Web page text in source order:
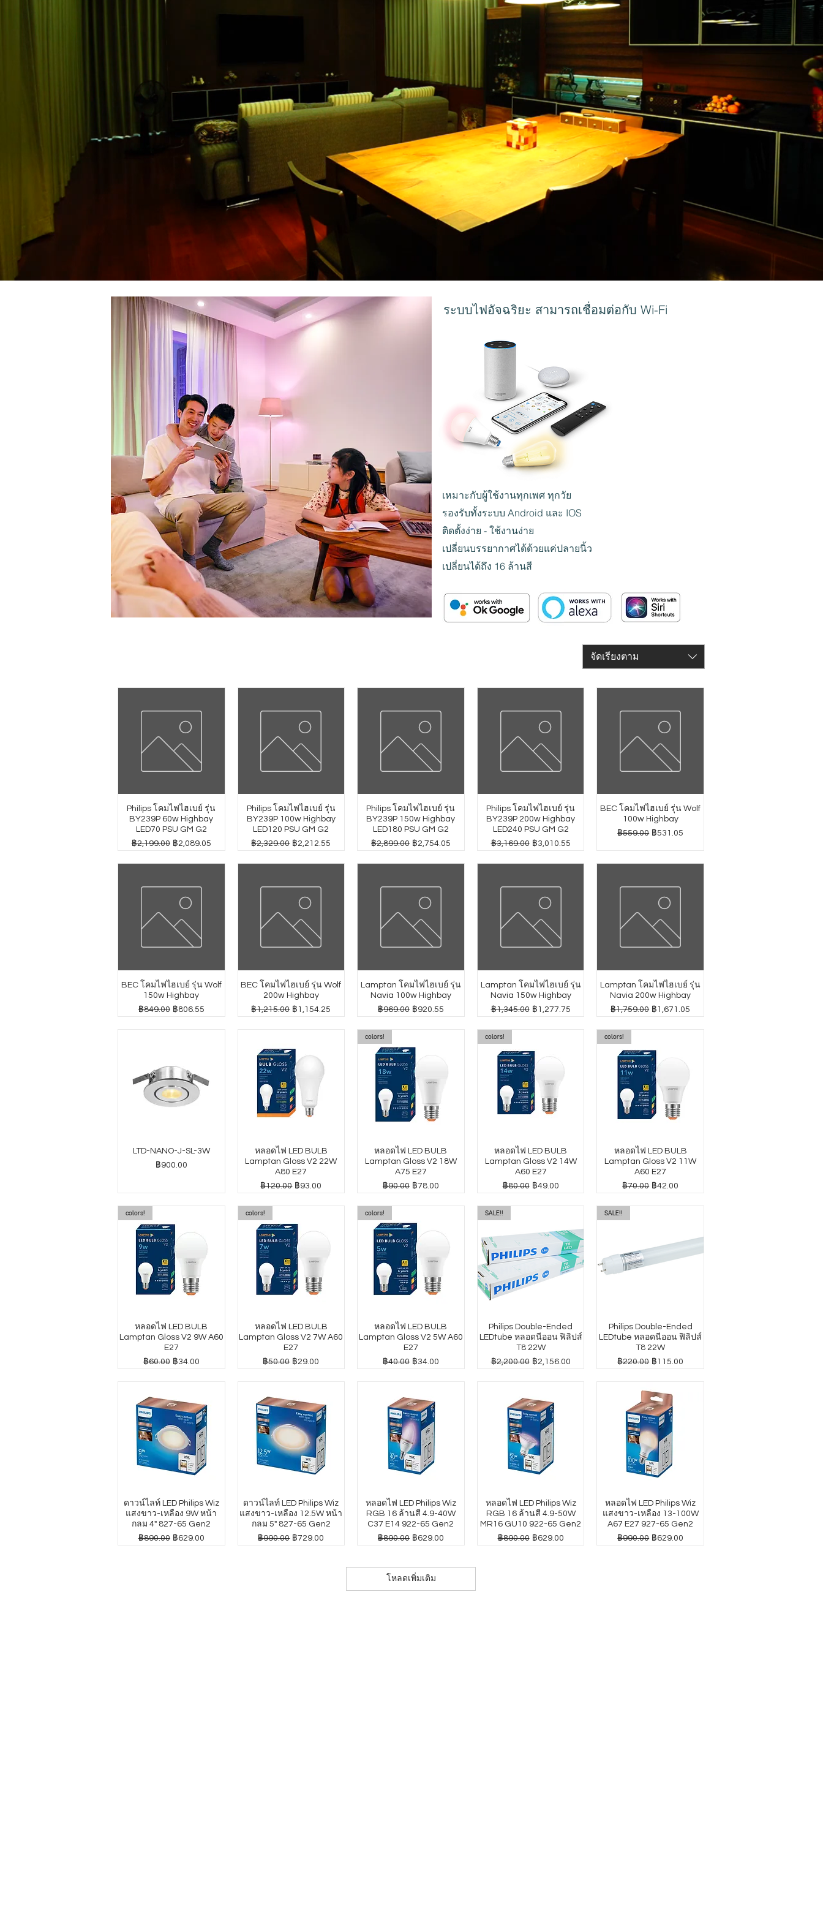
ระบบไฟอัจฉริยะ สามารถเชื่อมต่อกับ Wi-Fi
เหมาะกับผู้ใช้งานทุกเพศ ทุกวัย
รองรับทั้งระบบ Android และ IOS
ติดตั้งง่าย - ใช้งานง่าย
เปลี่ยนบรรยากาศได้ด้วยแค่ปลายนิ้ว
เปลี่ยนได้ถึง 16 ล้านสี
จัดเรียงตาม
Philips โคมไฟไฮเบย์ รุ่น
BY239P 60w Highbay
LED70 PSU GM G2
ราคาปกติ
฿2,199.00 ราคาขายลด
฿2,089.05
Philips โคมไฟไฮเบย์ รุ่น
BY239P 100w Highbay
LED120 PSU GM G2
ราคาปกติ
฿2,329.00 ราคาขายลด
฿2,212.55
Philips โคมไฟไฮเบย์ รุ่น
BY239P 150w Highbay
LED180 PSU GM G2
ราคาปกติ
฿2,899.00 ราคาขายลด
฿2,754.05
Philips โคมไฟไฮเบย์ รุ่น
BY239P 200w Highbay
LED240 PSU GM G2
ราคาปกติ
฿3,169.00 ราคาขายลด
฿3,010.55
BEC โคมไฟไฮเบย์ รุ่น Wolf
100w Highbay
ราคาปกติ
฿559.00 ราคาขายลด
฿531.05
BEC โคมไฟไฮเบย์ รุ่น Wolf
150w Highbay
ราคาปกติ
฿849.00 ราคาขายลด
฿806.55
BEC โคมไฟไฮเบย์ รุ่น Wolf
200w Highbay
ราคาปกติ
฿1,215.00 ราคาขายลด
฿1,154.25
Lamptan โคมไฟไฮเบย์ รุ่น
Navia 100w Highbay
ราคาปกติ
฿969.00 ราคาขายลด
฿920.55
Lamptan โคมไฟไฮเบย์ รุ่น
Navia 150w Highbay
ราคาปกติ
฿1,345.00 ราคาขายลด
฿1,277.75
Lamptan โคมไฟไฮเบย์ รุ่น
Navia 200w Highbay
ราคาปกติ
฿1,759.00 ราคาขายลด
฿1,671.05
LTD-NANO-J-SL-3W
ราคา
฿900.00
หลอดไฟ LED BULB
Lamptan Gloss V2 22W
A80 E27
ราคาปกติ
฿120.00 ราคาขายลด
฿93.00
colors!
หลอดไฟ LED BULB
Lamptan Gloss V2 18W
A75 E27
ราคาปกติ
฿90.00 ราคาขายลด
฿78.00
colors!
หลอดไฟ LED BULB
Lamptan Gloss V2 14W
A60 E27
ราคาปกติ
฿80.00 ราคาขายลด
฿49.00
colors!
หลอดไฟ LED BULB
Lamptan Gloss V2 11W
A60 E27
ราคาปกติ
฿70.00 ราคาขายลด
฿42.00
colors!
หลอดไฟ LED BULB
Lamptan Gloss V2 9W A60
E27
ราคาปกติ
฿60.00 ราคาขายลด
฿34.00
colors!
หลอดไฟ LED BULB
Lamptan Gloss V2 7W A60
E27
ราคาปกติ
฿50.00 ราคาขายลด
฿29.00
colors!
หลอดไฟ LED BULB
Lamptan Gloss V2 5W A60
E27
ราคาปกติ
฿40.00 ราคาขายลด
฿34.00
SALE!!
Philips Double-Ended
LEDtube หลอดนีออน ฟิลิปส์
T8 22W
ราคาปกติ
฿2,200.00 ราคาขายลด
฿2,156.00
SALE!!
Philips Double-Ended
LEDtube หลอดนีออน ฟิลิปส์
T8 22W
ราคาปกติ
฿220.00 ราคาขายลด
฿115.00
ดาวน์ไลท์ LED Philips Wiz
แสงขาว-เหลือง 9W หน้า
กลม 4" 827-65 Gen2
ราคาปกติ
฿890.00 ราคาขายลด
฿629.00
ดาวน์ไลท์ LED Philips Wiz
แสงขาว-เหลือง 12.5W หน้า
กลม 5" 827-65 Gen2
ราคาปกติ
฿990.00 ราคาขายลด
฿729.00
หลอดไฟ LED Philips Wiz
RGB 16 ล้านสี 4.9-40W
C37 E14 922-65 Gen2
ราคาปกติ
฿890.00 ราคาขายลด
฿629.00
หลอดไฟ LED Philips Wiz
RGB 16 ล้านสี 4.9-50W
MR16 GU10 922-65 Gen2
ราคาปกติ
฿890.00 ราคาขายลด
฿629.00
หลอดไฟ LED Philips Wiz
แสงขาว-เหลือง 13-100W
A67 E27 927-65 Gen2
ราคาปกติ
฿990.00 ราคาขายลด
฿629.00
โหลดเพิ่มเติม